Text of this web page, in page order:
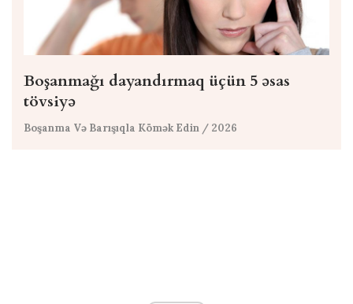
Boşanmağı dayandırmaq üçün 5 əsas
tövsiyə
Boşanma Və Barışıqla Kömək Edin / 2026